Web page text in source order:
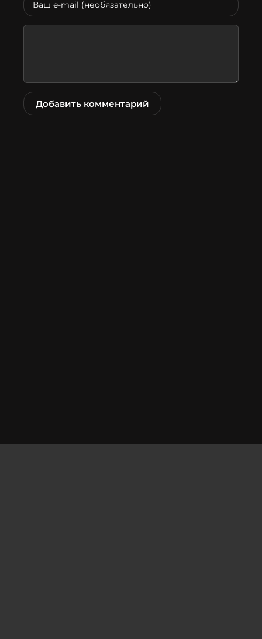
Добавить комментарий